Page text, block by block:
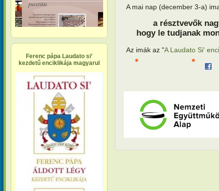
Ferenc pápa Laudato si’
kezdetű enciklikája magyarul
A mai nap (december 3-a)
a résztvevők
hogy le tudjanak
Az imák az "A Laudato Si'